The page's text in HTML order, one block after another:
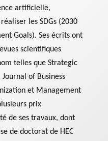
artificielle,
les SDGs (2030
Goals). Ses écrits ont
scientifiques
telles que Strategic
of Business
et Management
prix
de ses travaux, dont
de doctorat de HEC